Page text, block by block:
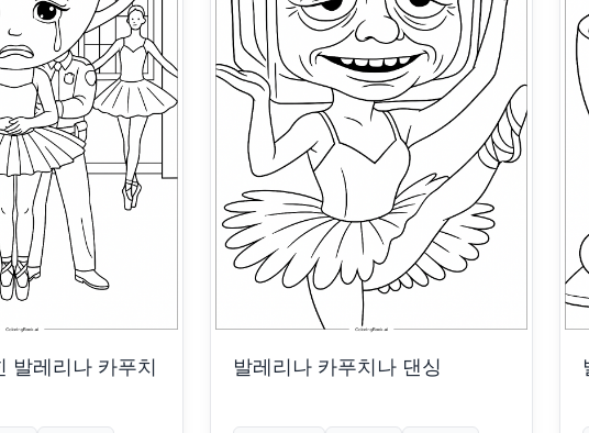
발레리나 카푸치
발레리나 카푸치나 댄싱